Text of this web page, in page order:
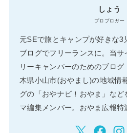
しょう
プロブロガー
元SEで旅とキャンプが好きな3
ブログでフリーランスに。当サ
リーキャンパーのためのブロ
木県小山市(おやまし)の地域情
グの「おやナビ！おやま」など
マ編集メンバー。おやま広報特